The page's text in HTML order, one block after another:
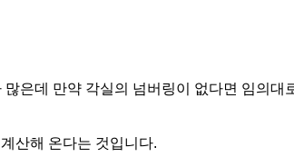
은데 만약 각실의 넘버링이 없다면 임의대
산해 온다는 것입니다.